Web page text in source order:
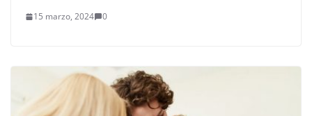
15 marzo, 2024 0